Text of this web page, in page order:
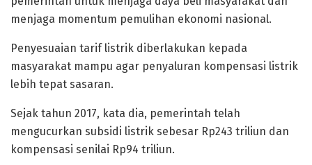
menjaga momentum pemulihan ekonomi nasional.
Penyesuaian tarif listrik diberlakukan kepada
masyarakat mampu agar penyaluran kompensasi listrik
lebih tepat sasaran.
Sejak tahun 2017, kata dia, pemerintah telah
mengucurkan subsidi listrik sebesar Rp243 triliun dan
kompensasi senilai Rp94 triliun.